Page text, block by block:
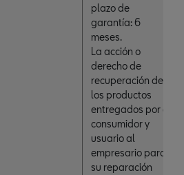
plazo de
garantía: 6
meses.
La acción o
derecho de
recuperación de
los productos
entregados por el
consumidor y
usuario al
empresario para
su reparación